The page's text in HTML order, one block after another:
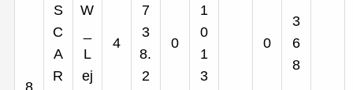
S
C
A
R
W
L
ej
4
7
3
8.
2
0
1
0
1
3
0
3
6
8